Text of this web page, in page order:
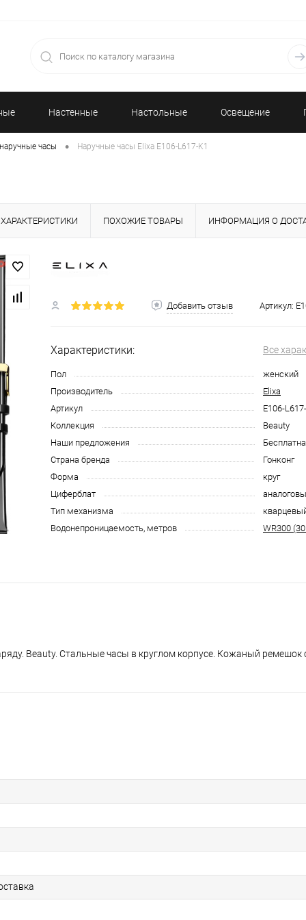
Настенные Настольные Освещение
часы • Наручные часы Elixa E106-L617-K1
ХАРАКТЕРИСТИКИ ПОХОЖИЕ ТОВАРЫ ИНФОРМАЦИЯ О
Добавить отзыв Артикул:
Характеристики: Все
Пол
женский
Производитель
Elixa
Артикул
E106-
Коллекция
Beauty
Наши предложения
Страна бренда
Гонконг
Форма
круг
Циферблат
Тип механизма
Водонепроницаемость, метров
WR300
Beauty. Стальные часы в круглом корпусе. Кожаный ремешок